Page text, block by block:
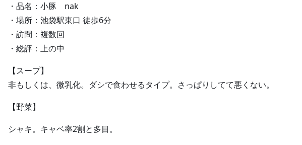
・品名：小豚 nak
・場所：池袋駅東口 徒歩6分
・訪問：複数回
・総評：上の中
【スープ】
非もしくは、微乳化。ダシで食わせるタイプ。さっぱりしてて悪くない。
【野菜】
シャキ。キャベ率2割と多目。